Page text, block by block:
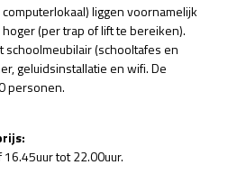
computerlokaal) liggen voornamelijk
(per trap of lift te bereiken).
schoolmeubilair (schooltafes en
geluidsinstallatie en wifi. De
personen.
tot 22.00uur.